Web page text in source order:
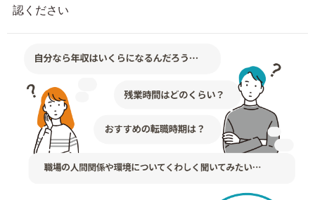
認ください